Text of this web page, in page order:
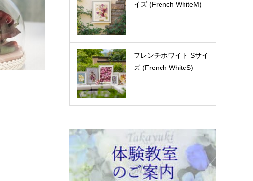
イズ (French WhiteM)
フレンチホワイト Sサイ
ズ (French WhiteS)